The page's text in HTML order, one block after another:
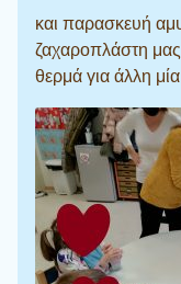
και παρασκευή
ζαχαροπλάστη
θερμά για άλλη